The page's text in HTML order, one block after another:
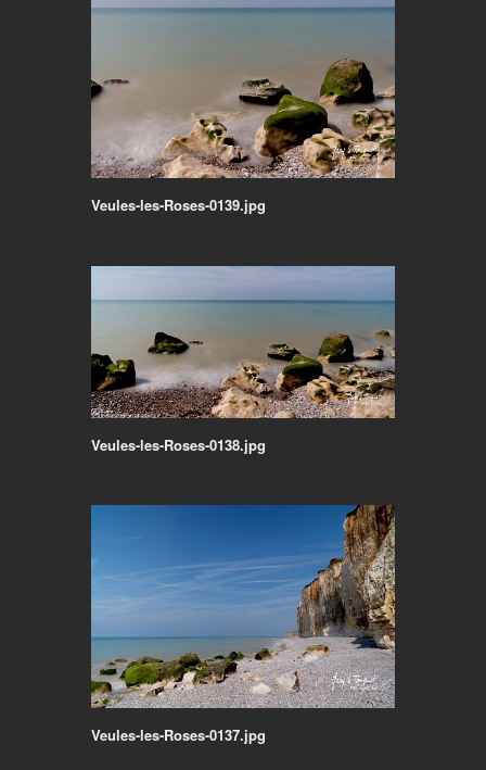
Veules-les-Roses-0139.jpg
Veules-les-Roses-0138.jpg
Veules-les-Roses-0137.jpg